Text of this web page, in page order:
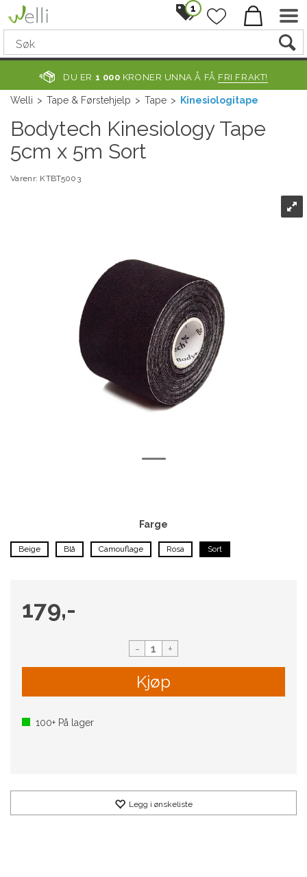
1
DU ER 1 000 KRONER UNNA Å FÅ FRI FRAKT!
Welli>Tape & Førstehjelp>Tape> Kinesiologitape
Bodytech Kinesiology Tape
5cm x 5m Sort
Varenr: KTBT5003
Farge
Beige Blå Camouflage Rosa Sort
179,-
- +
Kjøp
100+ På lager
Legg i ønskeliste